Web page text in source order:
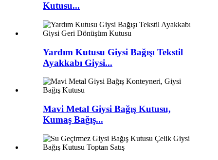
Kutusu...
Yardım Kutusu Giysi Bağışı Tekstil
Ayakkabı Giysi...
Mavi Metal Giysi Bağış Kutusu,
Kumaş Bağış...